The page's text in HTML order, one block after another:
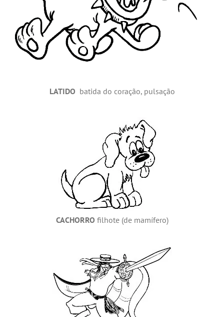
LATIDO batida do coração, pulsação
CACHORRO filhote (de mamífero)